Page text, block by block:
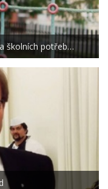
školních potřeb…